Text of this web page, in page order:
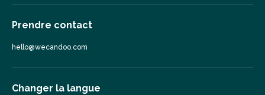
Prendre contact
hello@wecandoo.com
Changer la langue